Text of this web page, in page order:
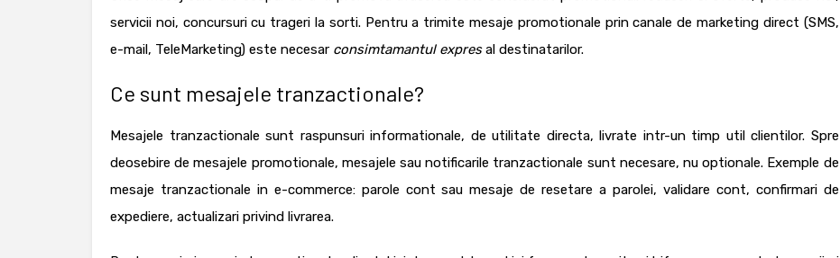
servicii noi, concursuri cu trageri la sorti. Pentru a trimite mesaje promotionale prin canale de marketing direct (SMS,
e-mail, TeleMarketing) este necesar consimtamantul expresal destinatarilor.
Ce sunt mesajele tranzactionale?
Mesajele tranzactionale sunt raspunsuri informationale, de utilitate directa, livrate intr-un timp util clientilor. Spre
deosebire de mesajele promotionale, mesajele sau notificarile tranzactionale sunt necesare, nu optionale. Exemple de
mesaje tranzactionale in e-commerce: parole cont sau mesaje de resetare a parolei, validare cont, confirmari de
expediere, actualizari privind livrarea.